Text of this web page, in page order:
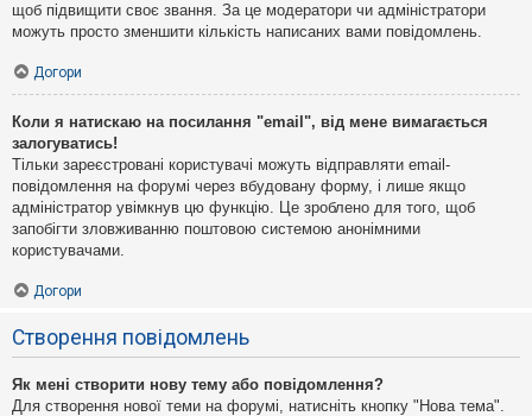
щоб підвищити своє звання. За це модератори чи адміністратори
можуть просто зменшити кількість написаних вами повідомлень.
Догори
Коли я натискаю на посилання "email", від мене вимагається
залогуватись!
Тільки зареєстровані користувачі можуть відправляти email-
повідомлення на форумі через вбудовану форму, і лише якщо
адміністратор увімкнув цю функцію. Це зроблено для того, щоб
запобігти зловживанню поштовою системою анонімними
користувачами.
Догори
Створення повідомлень
Як мені створити нову тему або повідомлення?
Для створення нової теми на форумі, натисніть кнопку "Нова тема".